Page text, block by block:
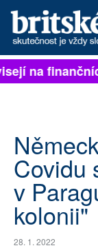
PŘIHLÁSIT
ARCHIV
ROZHOVORY
TÉMATA
na
Covidu
v
kolonii"
28. 1. 2022